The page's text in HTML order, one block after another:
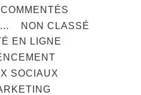
NON CLASSÉ
EN LIGNE
SOCIAUX